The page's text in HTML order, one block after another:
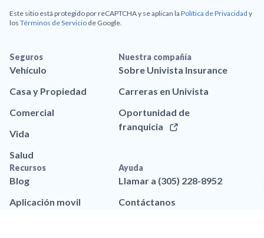
Este sitio está protegido por reCAPTCHA y se aplican la Política de Privacidad y
los Términos de Servicio de Google.
Seguros
Vehículo
Casa y Propiedad
Comercial
Vida
Salud
Nuestra compañía
Sobre Univista Insurance
Carreras en Univista
Oportunidad de
franquicia
Recursos
Blog
Aplicación movil
Ayuda
Llamar a (305) 228-8952
Contáctanos